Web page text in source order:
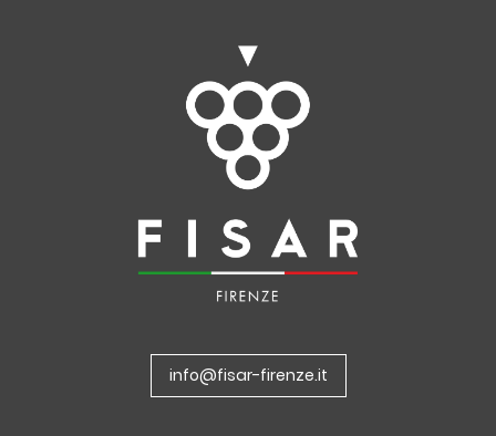
info@fisar-firenze.it